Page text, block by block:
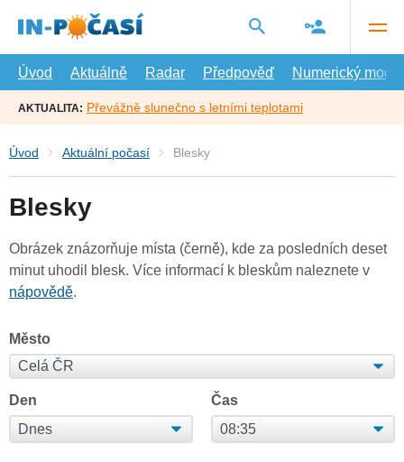
hlavní
Úvod
Aktuálně Radar Předpověď Numerický model
AKTUALITA: Převážně slunečno s letními teplotami
Úvod Aktuální počasí Blesky
Blesky
Obrázek znázorňuje místa (černě), kde za posledních deset
minut uhodil blesk. Více informací k bleskům naleznete v
nápovědě.
Město
Den Čas